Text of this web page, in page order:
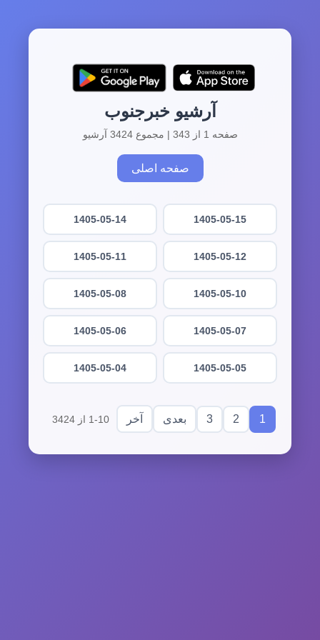
آرشیو خبرجنوب
صفحه 1 از 343 | مجموع 3424 آرشیو
صفحه اصلی
1405-05-15
1405-05-14
1405-05-12
1405-05-11
1405-05-10
1405-05-08
1405-05-07
1405-05-06
1405-05-05
1405-05-04
1
2
3 بعدی آخر 1-10 از 3424